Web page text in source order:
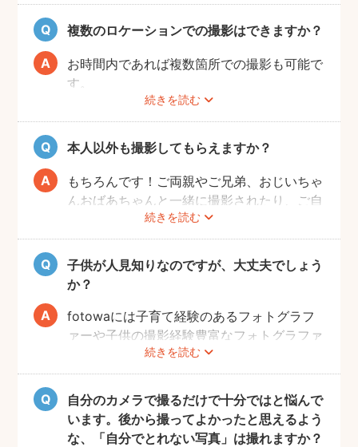
願いしております。
複数のロケーションでの撮影はできますか？
続きを読む
お時間内であれば複数箇所での撮影も可能で
す。
事前に撮りたい場所や撮影のイメージをフォ
トグラファーさんと相談しておくと撮影もス
ムーズに行うことができますよ。
本人以外も撮影してもらえますか？
続きを読む
もちろんです！ご両親やご兄弟、おじいちゃ
んおばあちゃんと一緒に撮影されたり、ご自
宅で開くお誕生日会の様子を撮影される方も
いらっしゃいます。
子供が人見知りなのですが、大丈夫でしょう
か？
続きを読む
fotowaには子育て経験のあるフォトグラフ
ァーや子供の撮影経験豊富なフォトグラファ
ーもたくさん登録しています！ぜひ相談して
みてください。
また、フォトグラファー募集機能で人見知り
のお子様の撮影が得意なフォトグラファーを
募集してみるのもおすすめです。
自分のカメラで撮るだけで十分ではと悩んで
います。後から撮ってよかったと思えるよう
な、「自分でとれない写真」は撮れますか？